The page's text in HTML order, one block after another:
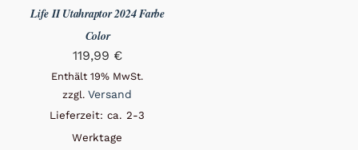
Life II Utahraptor 2024 Farbe
Color
119,99 €
Enthält 19% MwSt.
zzgl.Versand
Lieferzeit: ca. 2-3
Werktage